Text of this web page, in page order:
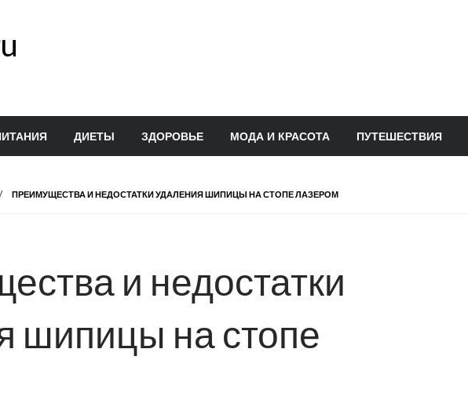
ДИЕТЫ ЗДОРОВЬЕ МОДА И КРАСОТА ПУТЕШЕСТВИЯ
ПРЕИМУЩЕСТВА И НЕДОСТАТКИ УДАЛЕНИЯ ШИПИЦЫ НА СТОПЕ ЛАЗЕРОМ
и недостатки
шипицы на стопе